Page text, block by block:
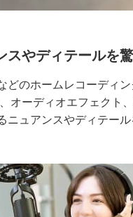
スやディテールを
どのホームレコーディ
オーディオエフェクト
ニュアンスやディテー